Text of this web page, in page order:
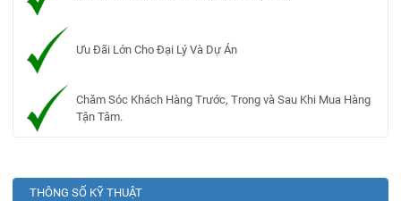
Ưu Đãi Lớn Cho Đại Lý Và Dự Án
Chăm Sóc Khách Hàng Trước, Trong và Sau Khi Mua Hàng
Tận Tâm.
THÔNG SỐ KỸ THUẬT